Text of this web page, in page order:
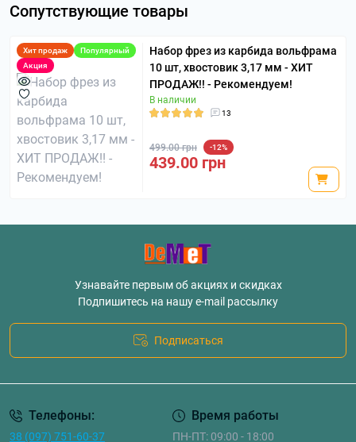
Сопутствующие товары
Хит продаж
Популярный
Акция
Набор фрез из карбида вольфрама
10 шт, хвостовик 3,17 мм - ХИТ
ПРОДАЖ!! - Рекомендуем!
В наличии
13
499.00 грн -12%
439.00 грн
Узнавайте первым об акциях и скидках
Подпишитесь на нашу e-mail рассылку
Подписаться
Телефоны:
38 (097) 751-60-37
Время работы
ПН-ПТ: 09:00 - 18:00